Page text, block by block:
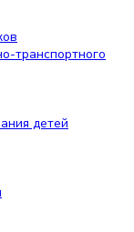
транспортного
детей